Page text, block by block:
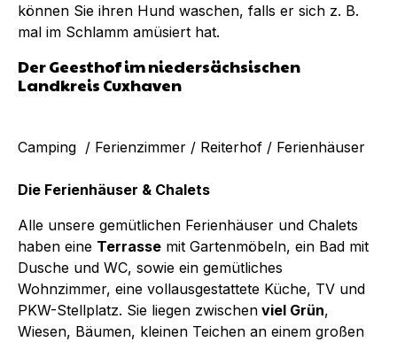
können Sie ihren Hund waschen, falls er sich z. B.
mal im Schlamm amüsiert hat.
Der Geesthof im niedersächsischen
Landkreis Cuxhaven
Camping / Ferienzimmer / Reiterhof / Ferienhäuser
Die Ferienhäuser & Chalets
Alle unsere gemütlichen Ferienhäuser und Chalets
haben eine Terrasse mit Gartenmöbeln, ein Bad mit
Dusche und WC, sowie ein gemütliches
Wohnzimmer, eine vollausgestattete Küche, TV und
PKW-Stellplatz. Sie liegen zwischen viel Grün,
Wiesen, Bäumen, kleinen Teichen an einem großen